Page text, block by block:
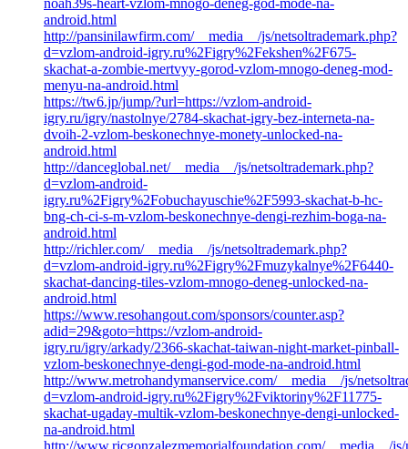
android.html
http://pansinilawfirm.com/__media__/js/netsoltrademark.php?
d=vzlom-android-igry.ru%2Figry%2Fekshen%2F675-
skachat-a-zombie-mertvyy-gorod-vzlom-mnogo-deneg-mod-
menyu-na-android.html
https://tw6.jp/jump/?url=https://vzlom-android-
igry.ru/igry/nastolnye/2784-skachat-igry-bez-interneta-na-
dvoih-2-vzlom-beskonechnye-monety-unlocked-na-
android.html
http://danceglobal.net/__media__/js/netsoltrademark.php?
d=vzlom-android-
igry.ru%2Figry%2Fobuchayuschie%2F5993-skachat-b-hc-
bng-ch-ci-s-m-vzlom-beskonechnye-dengi-rezhim-boga-na-
android.html
http://richler.com/__media__/js/netsoltrademark.php?
d=vzlom-android-igry.ru%2Figry%2Fmuzykalnye%2F6440-
skachat-dancing-tiles-vzlom-mnogo-deneg-unlocked-na-
android.html
https://www.resohangout.com/sponsors/counter.asp?
adid=29&goto=https://vzlom-android-
igry.ru/igry/arkady/2366-skachat-taiwan-night-market-pinball-
vzlom-beskonechnye-dengi-god-mode-na-android.html
http://www.metrohandymanservice.com/__media__/js/
d=vzlom-android-igry.ru%2Figry%2Fviktoriny%2F11775-
skachat-ugaday-multik-vzlom-beskonechnye-dengi-unlocked-
na-android.html
http://www.ricgonzalezmemorialfoundation.com/__media__/js/